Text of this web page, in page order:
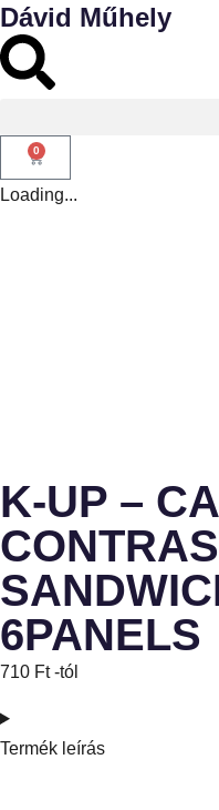
Dávid Műhely
0
Loading...
K-UP –
6PANELS
710 Ft-tól
Termék leírás